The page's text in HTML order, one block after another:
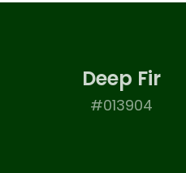
Deep Fir
#013904